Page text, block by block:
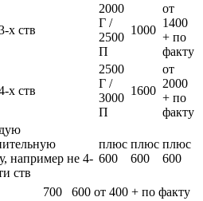
х ств
2000
Г /
2500
П
1000
от
1400
+ по
факту
х ств
2500
Г /
3000
П
1600
от
2000
+ по
факту
например не 4-
ств
плюс
600
плюс
600
плюс
600
700 600 от 400 + по факту